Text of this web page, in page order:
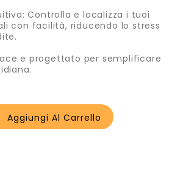
Controlla e localizza i tuoi
con facilità, riducendo lo stress
e progettato per semplificare
Aggiungi Al Carrello